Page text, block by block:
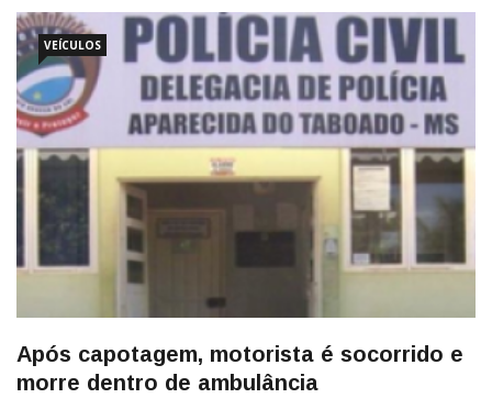
VEÍCULOS
Após capotagem, motorista é socorrido e
morre dentro de ambulância